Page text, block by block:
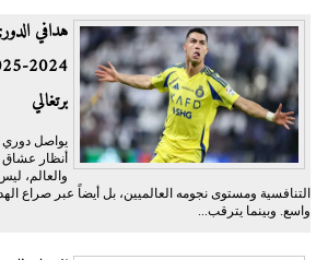
هدافي
برتغالي
يواصل
أنظار
والعالم،
التنافسية ومستوى نجومه العالميين، بل أيضاً عبر صراع
واسع. وبينما يترقب...